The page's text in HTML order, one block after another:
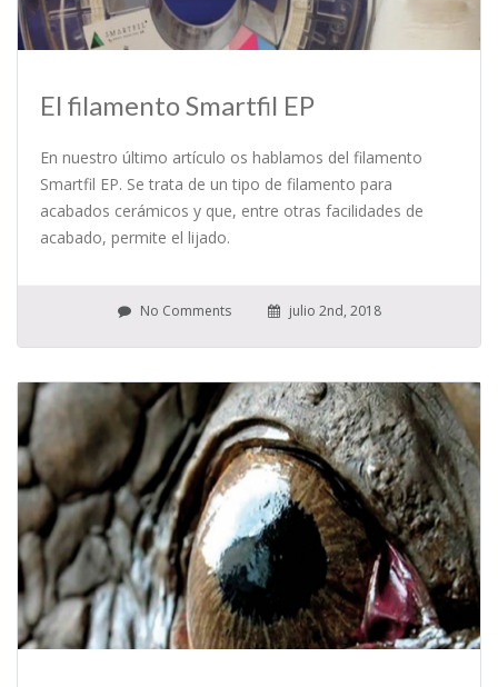
El filamento Smartfil EP
En nuestro último artículo os hablamos del filamento
Smartfil EP. Se trata de un tipo de filamento para
acabados cerámicos y que, entre otras facilidades de
acabado, permite el lijado.
No Comments julio 2nd, 2018